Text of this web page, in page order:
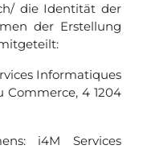
die Identität der
der Erstellung
Informatiques
Commerce, 4 1204
i4M Services